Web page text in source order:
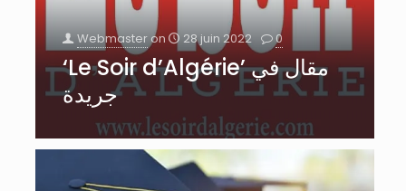
Webmasteron 28 juin 2022 0
‘Le Soir d’Algérie’ مقال في
جريدة